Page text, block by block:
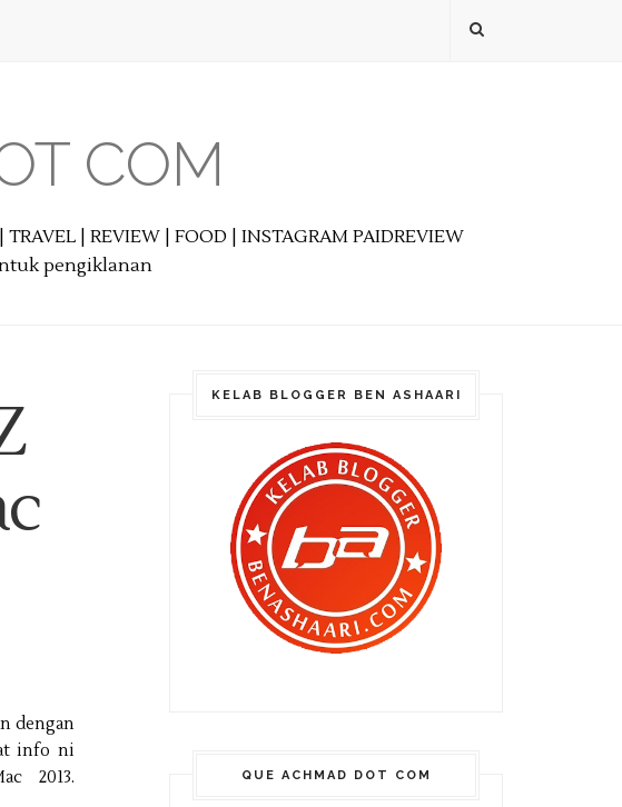
COM
| REVIEW | FOOD | INSTAGRAM PAIDREVIEW
pengiklanan
dengan
info ni
2013.
KELAB BLOGGER BEN ASHAARI
QUE ACHMAD DOT COM